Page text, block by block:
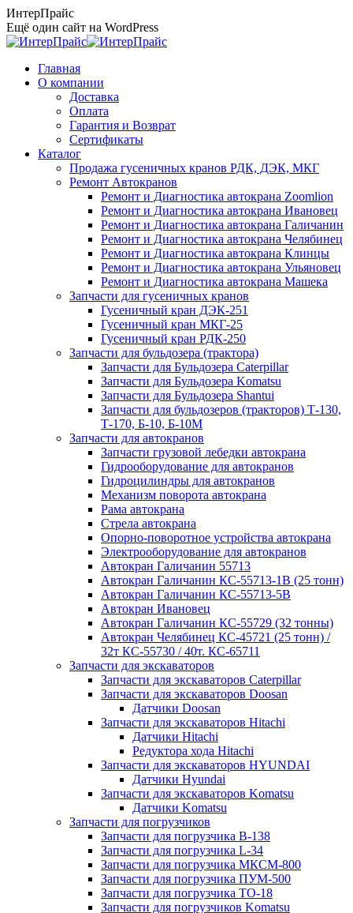
Перейти
к
содержанию
ИнтерПрайс
Ещё один сайт на WordPress
Главная
О компании
Доставка
Оплата
Гарантия и Возврат
Сертификаты
Каталог
Продажа гусеничных кранов РДК, ДЭК, МКГ
Ремонт Автокранов
Ремонт и Диагностика автокрана Zoomlion
Ремонт и Диагностика автокрана Ивановец
Ремонт и Диагностика автокрана Галичанин
Ремонт и Диагностика автокрана Челябинец
Ремонт и Диагностика автокрана Клинцы
Ремонт и Диагностика автокрана Ульяновец
Ремонт и Диагностика автокрана Машека
Запчасти для гусеничных кранов
Гусеничный кран ДЭК-251
Гусеничный кран МКГ-25
Гусеничный кран РДК-250
Запчасти для бульдозера (трактора)
Запчасти для Бульдозера Caterpillar
Запчасти для Бульдозера Komatsu
Запчасти для Бульдозера Shantui
Запчасти для бульдозеров (тракторов) Т-130,
Т-170, Б-10, Б-10М
Запчасти для автокранов
Запчасти грузовой лебедки автокрана
Гидрооборудование для автокранов
Гидроцилиндры для автокранов
Механизм поворота автокрана
Рама автокрана
Стрела автокрана
Опорно-поворотное устройства автокрана
Электрооборудование для автокранов
Автокран Галичанин 55713
Автокран Галичанин КС-55713-1В (25 тонн)
Автокран Галичанин КС-55713-5В
Автокран Ивановец
Автокран Галичанин КС-55729 (32 тонны)
Автокран Челябинец КС-45721 (25 тонн) /
32т КС-55730 / 40т. КС-65711
Запчасти для экскаваторов
Запчасти для экскаваторов Caterpillar
Запчасти для экскаваторов Doosan
Датчики Doosan
Запчасти для экскаваторов Hitachi
Датчики Hitachi
Редуктора хода Hitachi
Запчасти для экскаваторов HYUNDAI
Датчики Hyundai
Запчасти для экскаваторов Komatsu
Датчики Komatsu
Запчасти для погрузчиков
Запчасти для погрузчика B-138
Запчасти для погрузчика L-34
Запчасти для погрузчика МКСМ-800
Запчасти для погрузчика ПУМ-500
Запчасти для погрузчика ТО-18
Запчасти для погрузчиков Komatsu